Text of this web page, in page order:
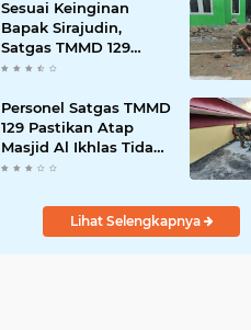
Sesuai Keinginan
Bapak Sirajudin,
Satgas TMMD 129
Ubah Tampilan
Personel Satgas TMMD
129 Pastikan Atap
Masjid Al Ikhlas Tidak
Bocor Lagi
Lihat Selengkapnya